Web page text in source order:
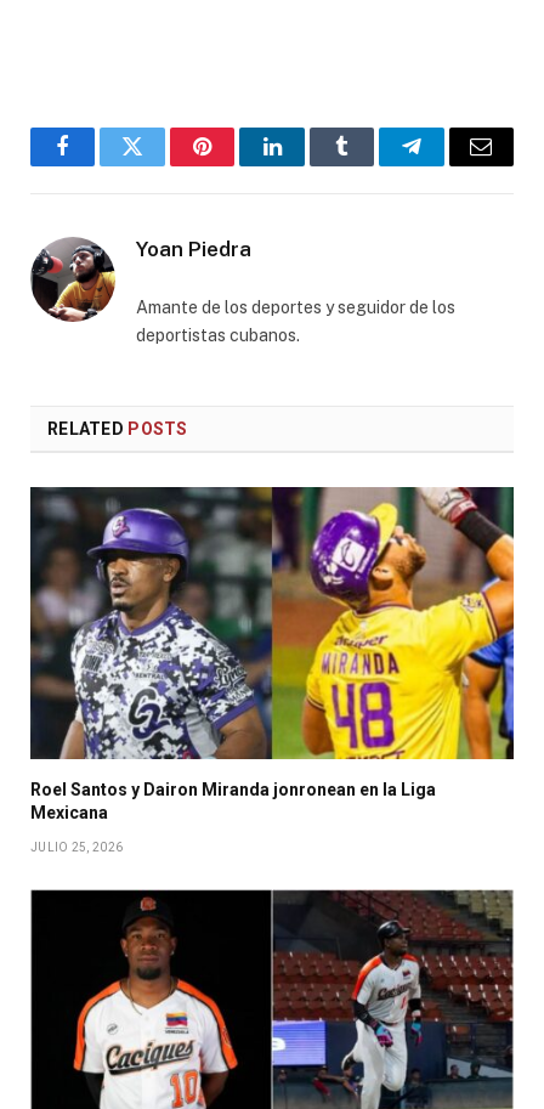
FacebookTwitter PinterestLinkedInTumblr TelegramEmail
Yoan Piedra
Amante de los deportes y seguidor de los
deportistas cubanos.
RELATED POSTS
Roel Santos y Dairon Miranda jonronean en la Liga
Mexicana
JULIO 25, 2026